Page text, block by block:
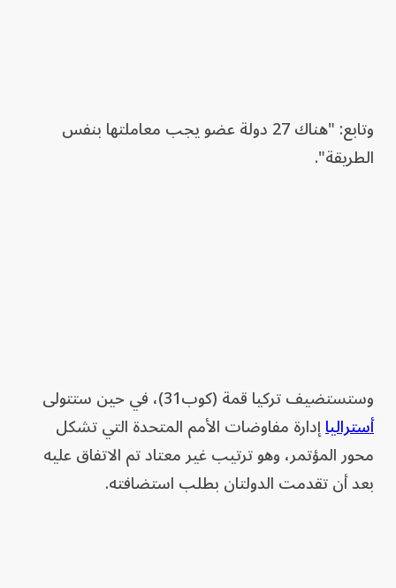
وتابع: "هناك 27 دولة عضو يجب معاملتها بنفس
الطريقة".
وستستضيف تركيا قمة (كوب31)، في حين ستتولى
أسترالياإدارة مفاوضات الأمم المتحدة التي ​تشكل
محور المؤتمر، وهو ترتيب غير معتاد تم الاتفاق عليه
بعد أن تقدمت الدولتان بطلب استضافته.